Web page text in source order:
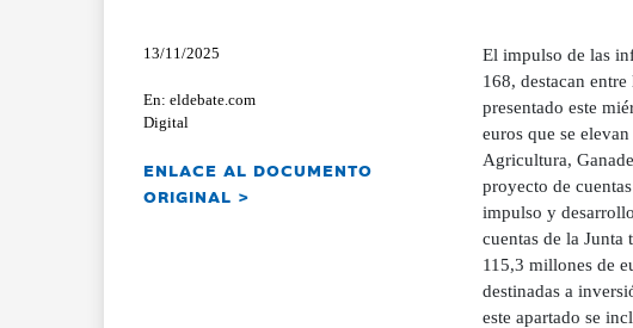
13/11/2025
En: eldebate.com
Digital
ENLACE AL DOCUMENTO
ORIGINAL >
El impulso de las
168, destacan
presentado este
euros que se
Agricultura,
proyecto de
impulso y
cuentas de la Junta
115,3 millones de
destinadas a
este apartado se